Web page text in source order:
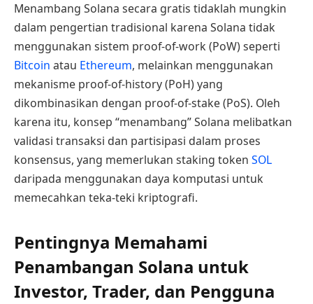
Menambang Solana secara gratis tidaklah mungkin
dalam pengertian tradisional karena Solana tidak
menggunakan sistem proof-of-work (PoW) seperti
Bitcoin atau Ethereum, melainkan menggunakan
mekanisme proof-of-history (PoH) yang
dikombinasikan dengan proof-of-stake (PoS). Oleh
karena itu, konsep “menambang” Solana melibatkan
validasi transaksi dan partisipasi dalam proses
konsensus, yang memerlukan staking token SOL
daripada menggunakan daya komputasi untuk
memecahkan teka-teki kriptografi.
Pentingnya Memahami
Penambangan Solana untuk
Investor, Trader, dan Pengguna